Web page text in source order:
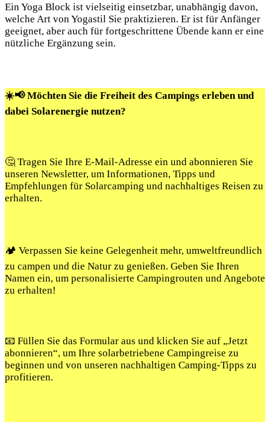
Ein Yoga Block ist vielseitig​ einsetzbar, unabhängig davon,
welche Art von Yogastil Sie praktizieren. Er ist für Anfänger‍
geeignet, aber ‌auch für fortgeschrittene Übende kann er eine
nützliche Ergänzung sein.
☀️📢 Möchten Sie die Freiheit des Campings erleben und
dabei Solarenergie nutzen?
🤔 Tragen Sie Ihre E-Mail-Adresse ein und abonnieren Sie
unseren Newsletter, um Informationen, Tipps und
Empfehlungen für Solarcamping und nachhaltiges Reisen zu
erhalten.
🏕️ Verpassen Sie keine Gelegenheit mehr, umweltfreundlich
zu campen und die Natur zu genießen. Geben Sie Ihren
Namen ein, um personalisierte Campingrouten und Angebote
zu erhalten!
📧 Füllen Sie das Formular aus und klicken Sie auf „Jetzt
abonnieren“, um Ihre solarbetriebene Campingreise zu
beginnen und von unseren nachhaltigen Camping-Tipps zu
profitieren.